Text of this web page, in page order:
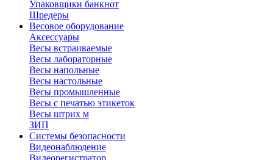
Упаковщики банкнот
Шредеры
Весовое оборудование
Аксессуары
Весы встраиваемые
Весы лабораторные
Весы напольные
Весы настольные
Весы промышленные
Весы с печатью этикеток
Весы штрих м
ЗИП
Системы безопасности
Видеонаблюдение
Видеорегистратор